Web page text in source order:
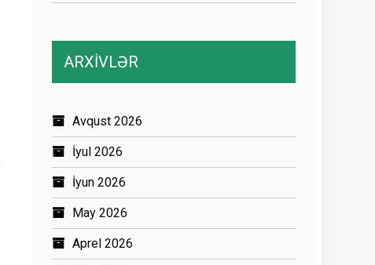
ARXİVLƏR
Avqust 2026
İyul 2026
İyun 2026
May 2026
Aprel 2026